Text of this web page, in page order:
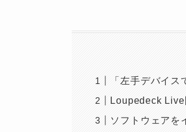
「左手デバイ
Loupedeck Live
ソフトウェアを